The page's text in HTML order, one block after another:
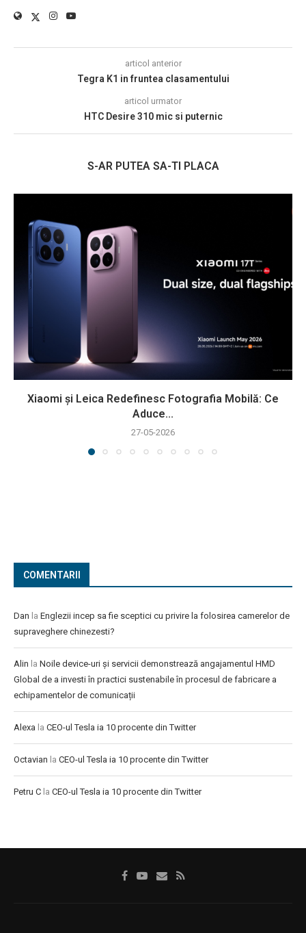
articol anterior
Tegra K1 in fruntea clasamentului
articol urmator
HTC Desire 310 mic si puternic
S-AR PUTEA SA-TI PLACA
Xiaomi și Leica Redefinesc Fotografia Mobilă: Ce
Aduce...
27-05-2026
COMENTARII
Dan la Englezii incep sa fie sceptici cu privire la folosirea camerelor de
supraveghere chinezesti?
Alin la Noile device-uri și servicii demonstrează angajamentul HMD
Global de a investi în practici sustenabile în procesul de fabricare a
echipamentelor de comunicații
Alexa la CEO-ul Tesla ia 10 procente din Twitter
Octavian la CEO-ul Tesla ia 10 procente din Twitter
Petru C la CEO-ul Tesla ia 10 procente din Twitter